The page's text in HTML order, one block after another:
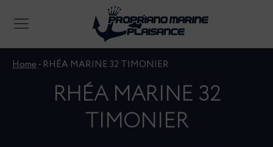
Home- RHÉA MARINE 32 TIMONIER
RHÉA MARINE 32
TIMONIER